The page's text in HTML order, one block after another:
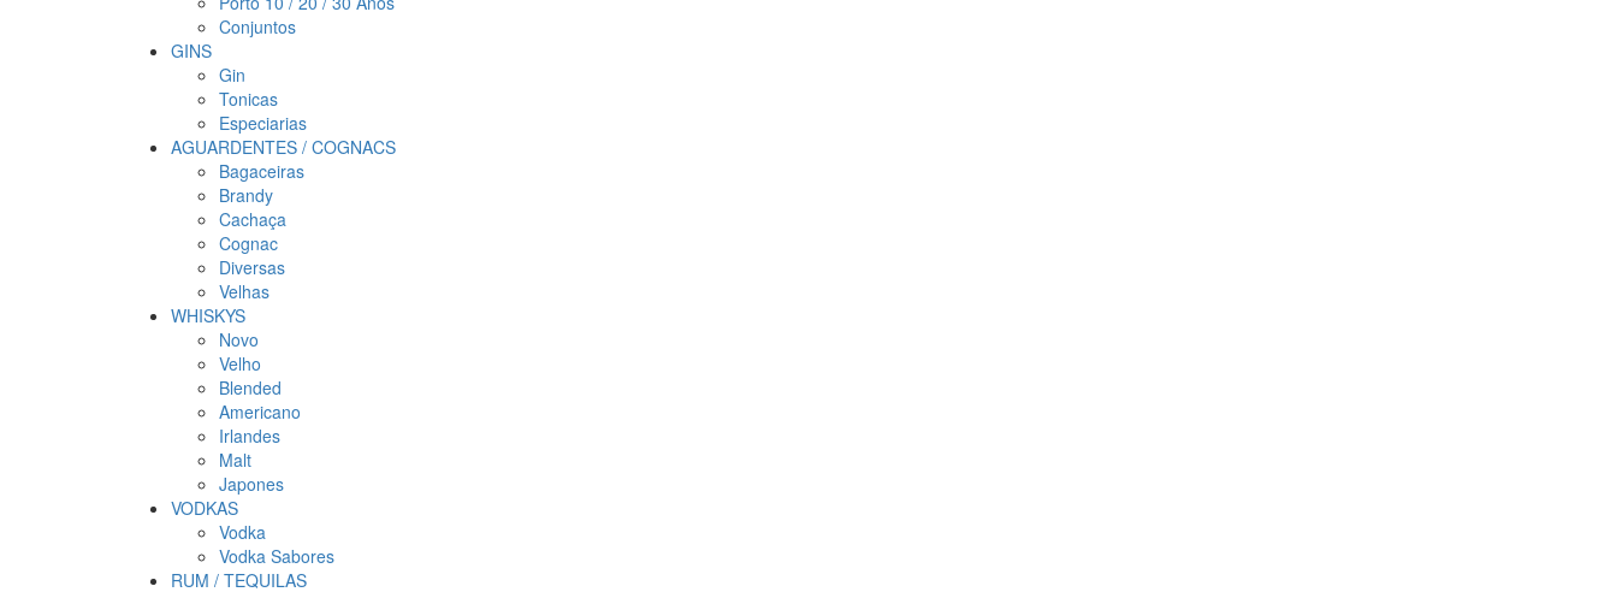
Conjuntos
GINS
Gin
Tonicas
Especiarias
AGUARDENTES / COGNACS
Bagaceiras
Brandy
Cachaça
Cognac
Diversas
Velhas
WHISKYS
Novo
Velho
Blended
Americano
Irlandes
Malt
Japones
VODKAS
Vodka
Vodka Sabores
RUM / TEQUILAS